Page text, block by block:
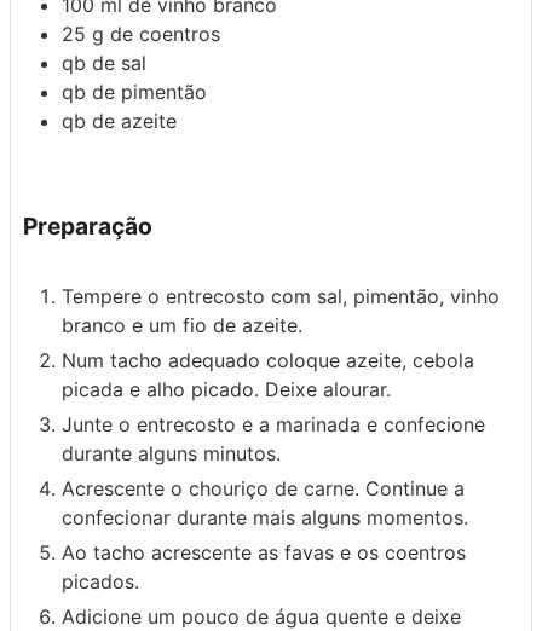
100 ml de vinho branco
25 g de coentros
qb de sal
qb de pimentão
qb de azeite
Preparação
Tempere o entrecosto com sal, pimentão, vinho
branco e um fio de azeite.
Num tacho adequado coloque azeite, cebola
picada e alho picado. Deixe alourar.
Junte o entrecosto e a marinada e confecione
durante alguns minutos.
Acrescente o chouriço de carne. Continue a
confecionar durante mais alguns momentos.
Ao tacho acrescente as favas e os coentros
picados.
Adicione um pouco de água quente e deixe